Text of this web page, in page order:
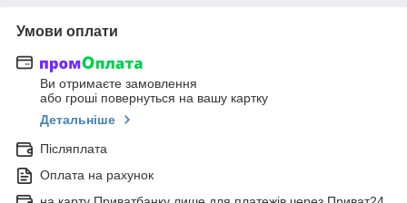
Умови оплати
Ви отримаєте замовлення
або гроші повернуться на вашу картку
Детальніше
Післяплата
Оплата на рахунок